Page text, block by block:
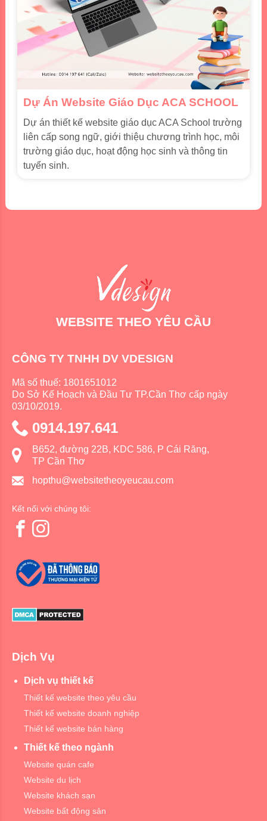
Dự Án Website Giáo Dục ACA SCHOOL
Dự án thiết kế website giáo dục ACA School trường
liên cấp song ngữ, giới thiệu chương trình học, môi
trường giáo dục, hoạt động học sinh và thông tin
tuyển sinh.
WEBSITE THEO YÊU CẦU
CÔNG TY TNHH DV VDESIGN
Mã số thuế: 1801651012
Do Sở Kế Hoạch và Đầu Tư TP.Cần Thơ cấp ngày
03/10/2019.
0914.197.641
B652, đường 22B, KDC 586, P Cái Răng,
TP Cần Thơ
hopthu@websitetheoyeucau.com
Kết nối với chúng tôi:
Dịch Vụ
Dịch vụ thiết kế
Thiết kế website theo yêu cầu
Thiết kế website doanh nghiệp
Thiết kế website bán hàng
Thiết kế theo ngành
Website quán cafe
Website du lịch
Website khách sạn
Website bất động sản